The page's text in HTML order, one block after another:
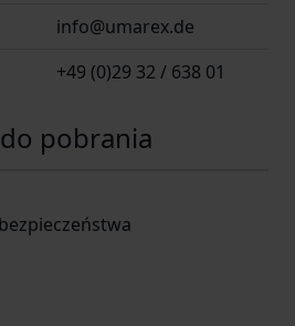
info@umarex.de
+49 (0)29 32 / 638 01
pobrania